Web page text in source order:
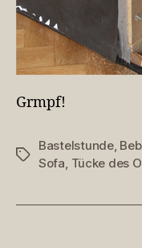
Grmpf!
Schlagwörter
Bastelstunde,
Sofa, Tücke des